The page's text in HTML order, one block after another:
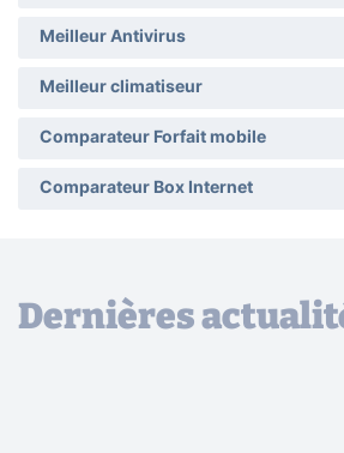
Meilleur Antivirus
Meilleur climatiseur
Comparateur Forfait mobile
Comparateur Box Internet
Dernières